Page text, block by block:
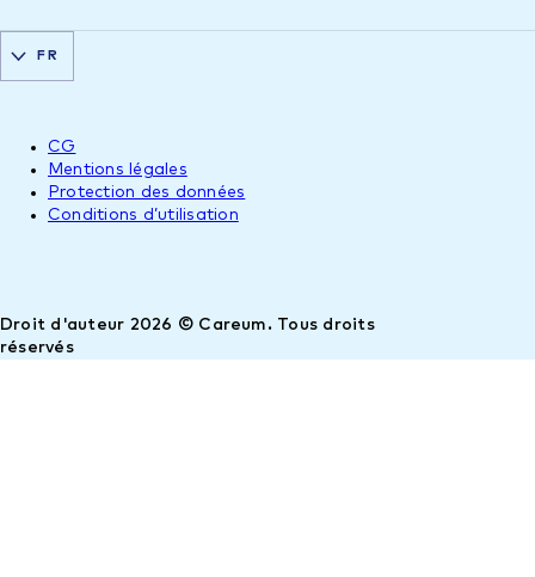
Droit d'auteur 2026 © Careum. Tous droits
réservés
CG
Mentions légales
Protection des données
Conditions d’utilisation
FR